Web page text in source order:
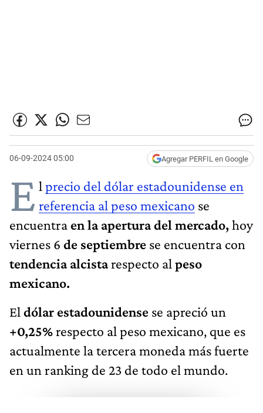
06-09-2024 05:00 Agregar PERFIL en Google
E l precio del dólar estadounidense en
referencia al peso mexicano se
encuentra en la apertura del mercado,hoy
viernes 6 de septiembre se encuentra con
tendencia alcistarespecto al peso
mexicano.
El dólar estadounidense se apreció un
+0,25%respecto al peso mexicano, que es
actualmente la tercera moneda más fuerte
en un ranking de 23 de todo el mundo.